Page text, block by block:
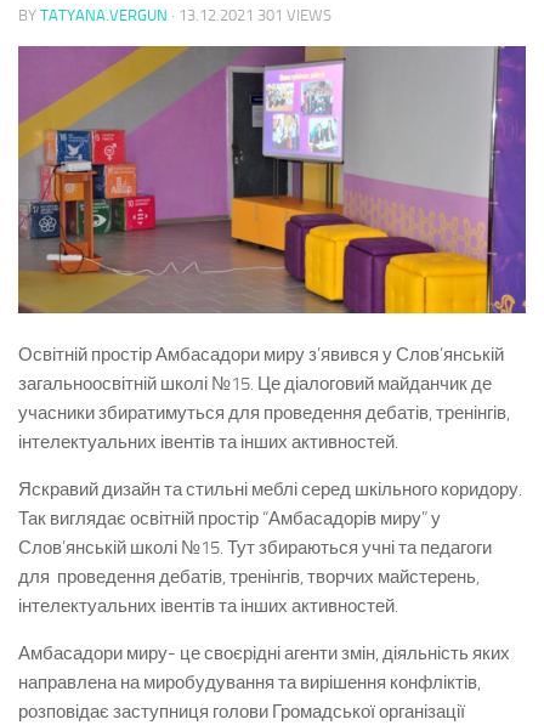
BY TATYANA.VERGUN · 13.12.2021 301 VIEWS
Освітній простір Амбасадори миру з’явився у Слов’янській
загальноосвітній школі №15. Це діалоговий майданчик де
учасники збиратимуться для проведення дебатів, тренінгів,
інтелектуальних івентів та інших активностей.
Яскравий дизайн та стильні меблі серед шкільного коридору.
Так виглядає освітній простір “Амбасадорів миру” у
Слов’янській школі №15. Тут збираються учні та педагоги
для проведення дебатів, тренінгів, творчих майстерень,
інтелектуальних івентів та інших активностей.
Амбасадори миру- це своєрідні агенти змін, діяльність яких
направлена на миробудування та вирішення конфліктів,
розповідає заступниця голови Громадської організації